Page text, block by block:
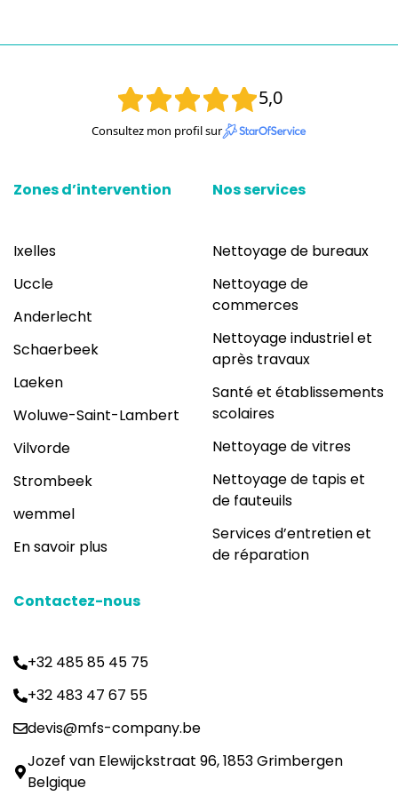
5,0
Consultez mon profil sur
Zones d’intervention
Ixelles
Uccle
Anderlecht
Schaerbeek
Laeken
Woluwe-Saint-Lambert
Vilvorde
Strombeek
wemmel
En savoir plus
Nos services
Nettoyage de bureaux
Nettoyage de
commerces
Nettoyage industriel et
après travaux
Santé et établissements
scolaires
Nettoyage de vitres
Nettoyage de tapis et
de fauteuils
Services d’entretien et
de réparation
Contactez-nous
+32 485 85 45 75
+32 483 47 67 55
devis@mfs-company.be
Jozef van Elewijckstraat 96, 1853 Grimbergen
Belgique